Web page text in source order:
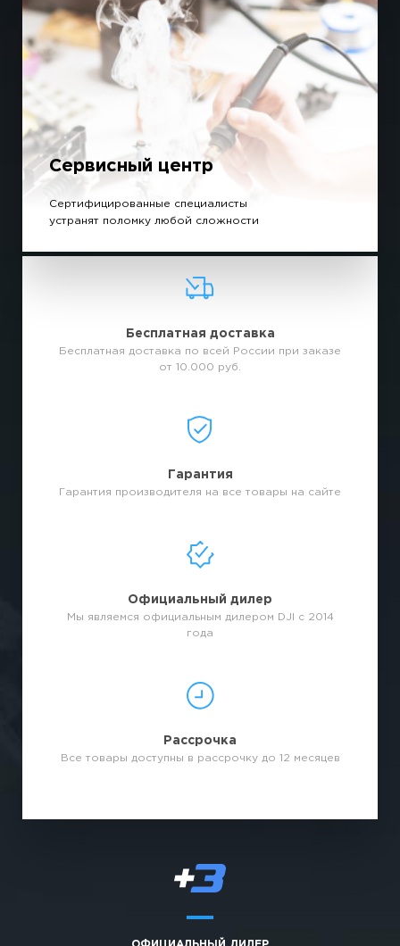
Сервисный центр
Сертифицированные специалисты
устранят поломку любой сложности
Бесплатная доставка
Бесплатная доставка по всей России при заказе
от 10.000 руб.
Гарантия
Гарантия производителя на все товары на сайте
Официальный дилер
Мы являемся официальным дилером DJI с 2014
года
Рассрочка
Все товары доступны в рассрочку до 12 месяцев